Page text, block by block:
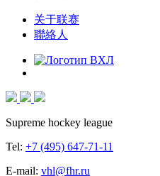
关于联赛
聯絡人
Supreme hockey league
Tel: +7 (495) 647-71-11
E-mail: vhl@fhr.ru